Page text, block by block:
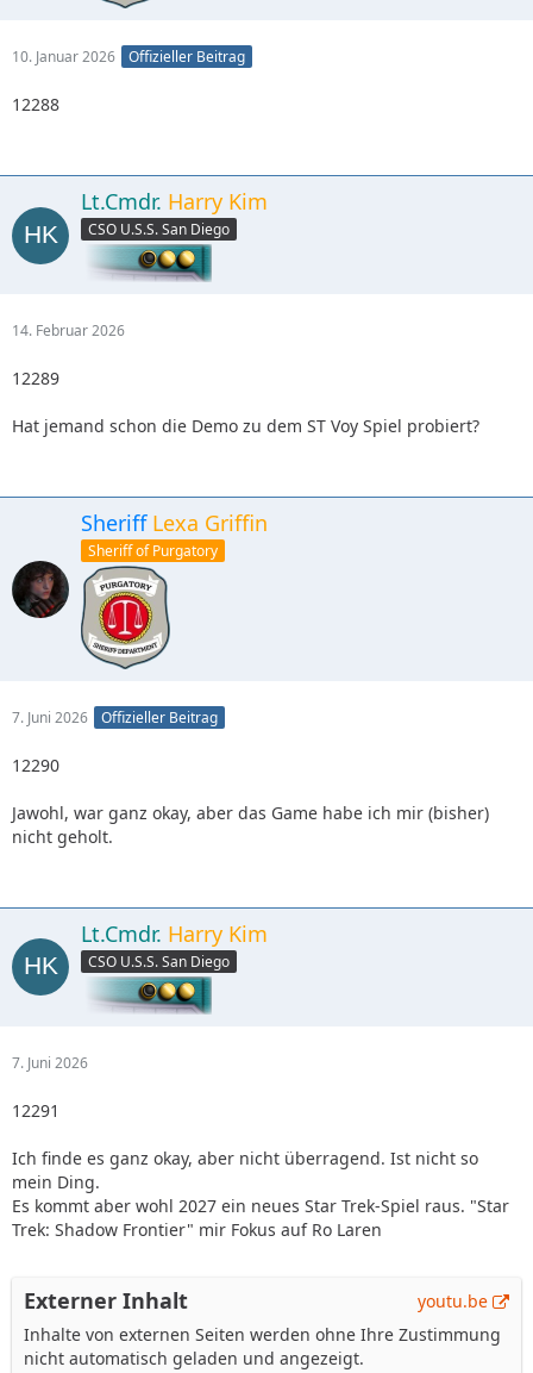
10. Januar 2026 Offizieller Beitrag
12288
Lt.Cmdr. Harry Kim
CSO U.S.S. San Diego
14. Februar 2026
12289
Hat jemand schon die Demo zu dem ST Voy Spiel probiert?
Sheriff Lexa Griffin
Sheriff of Purgatory
7. Juni 2026 Offizieller Beitrag
12290
Jawohl, war ganz okay, aber das Game habe ich mir (bisher)
nicht geholt.
Lt.Cmdr. Harry Kim
CSO U.S.S. San Diego
7. Juni 2026
12291
Ich finde es ganz okay, aber nicht überragend. Ist nicht so
mein Ding.
Es kommt aber wohl 2027 ein neues Star Trek-Spiel raus. "Star
Trek: Shadow Frontier" mir Fokus auf Ro Laren
Externer Inhalt
youtu.be
Inhalte von externen Seiten werden ohne Ihre Zustimmung
nicht automatisch geladen und angezeigt.